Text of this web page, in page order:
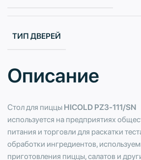
Описание
Стол для пиццы HICOLD PZ3-111/SN
используется на предприятиях
питания и торговли для раскатки
обработки ингредиентов,
приготовления пиццы, салатов и
ТИП ДВЕРЕЙ